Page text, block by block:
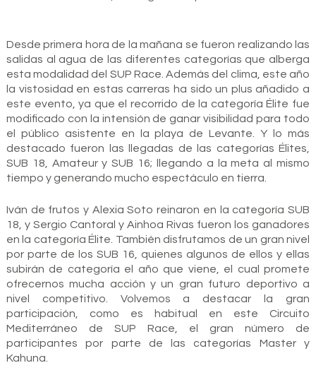
Desde primera hora de la mañana se fueron realizando las
salidas al agua de las diferentes categorías que alberga
esta modalidad del SUP Race. Además del clima, este año
la vistosidad en estas carreras ha sido un plus añadido a
este evento, ya que el recorrido de la categoría Élite fue
modificado con la intensión de ganar visibilidad para todo
el público asistente en la playa de Levante. Y lo más
destacado fueron las llegadas de las categorías Élites,
SUB 18, Amateur y SUB 16; llegando a la meta al mismo
tiempo y generando mucho espectáculo en tierra.
Iván de frutos y Alexia Soto reinaron en la categoría SUB
18, y Sergio Cantoral y Ainhoa Rivas fueron los ganadores
en la categoría Élite. También disfrutamos de un gran nivel
por parte de los SUB 16, quienes algunos de ellos y ellas
subirán de categoría el año que viene, el cual promete
ofrecernos mucha acción y un gran futuro deportivo a
nivel competitivo. Volvemos a destacar la gran
participación, como es habitual en este Circuito
Mediterráneo de SUP Race, el gran número de
participantes por parte de las categorías Master y
Kahuna.